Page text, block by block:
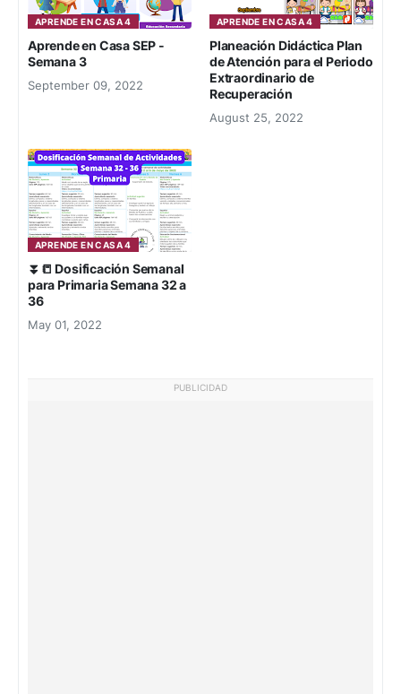
APRENDE EN CASA 4
Aprende en Casa SEP -
Semana 3
September 09, 2022
APRENDE EN CASA 4
Planeación Didáctica Plan
de Atención para el Periodo
Extraordinario de
Recuperación
August 25, 2022
APRENDE EN CASA 4
⏬📒 Dosificación Semanal
para Primaria Semana 32 a
36
May 01, 2022
PUBLICIDAD